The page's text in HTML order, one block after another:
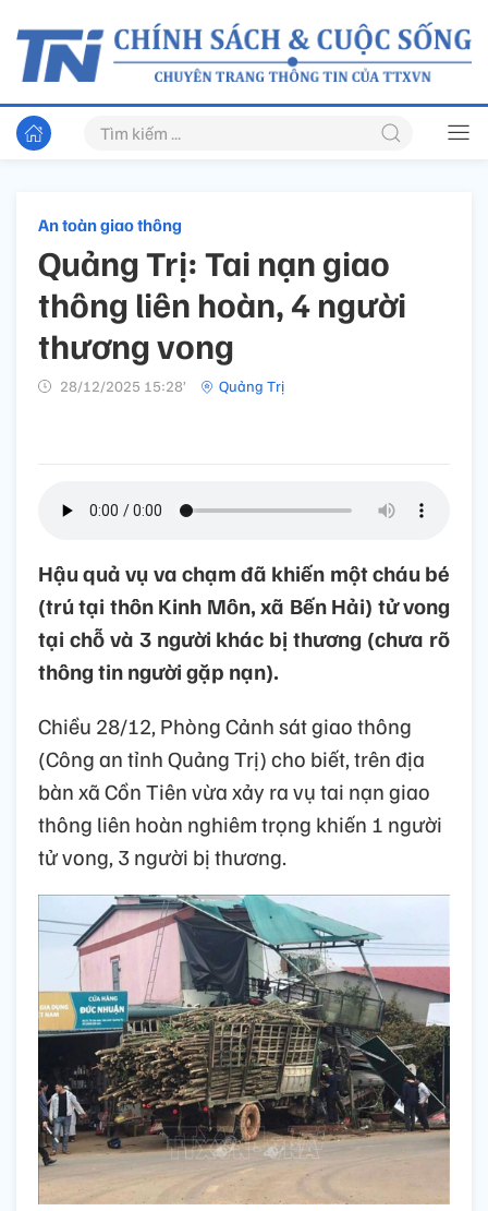
An toàn giao thông
Quảng Trị: Tai nạn giao
thông liên hoàn, 4 người
thương vong
28/12/2025 15:28’ Quảng Trị
Hậu quả vụ va chạm đã khiến một cháu bé
(trú tại thôn Kinh Môn, xã Bến Hải) tử vong
tại chỗ và 3 người khác bị thương (chưa rõ
thông tin người gặp nạn).
Chiều 28/12, Phòng Cảnh sát giao thông
(Công an tỉnh Quảng Trị) cho biết, trên địa
bàn xã Cồn Tiên vừa xảy ra vụ tai nạn giao
thông liên hoàn nghiêm trọng khiến 1 người
tử vong, 3 người bị thương.